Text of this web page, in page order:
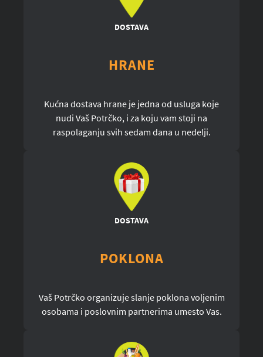
DOSTAVA
HRANE
Kućna dostava hrane je jedna od usluga koje
nudi Vaš Potrčko, i za koju vam stoji na
raspolaganju svih sedam dana u nedelji.
DOSTAVA
POKLONA
Vaš Potrčko organizuje slanje poklona voljenim
osobama i poslovnim partnerima umesto Vas.